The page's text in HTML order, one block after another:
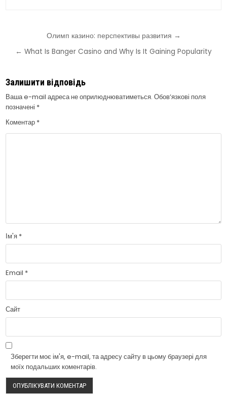
Навігація
записів
Олимп казино: перспективы развития →
← What Is Banger Casino and Why Is It Gaining Popularity
Залишити відповідь
Ваша e-mail адреса не оприлюднюватиметься. Обов’язкові поля
позначені *
Коментар *
Ім'я *
Email *
Сайт
Зберегти моє ім'я, e-mail, та адресу сайту в цьому браузері для
моїх подальших коментарів.